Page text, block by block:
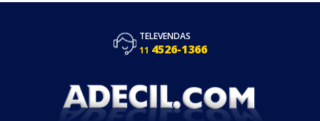
TELEVENDAS
11 4526-1366